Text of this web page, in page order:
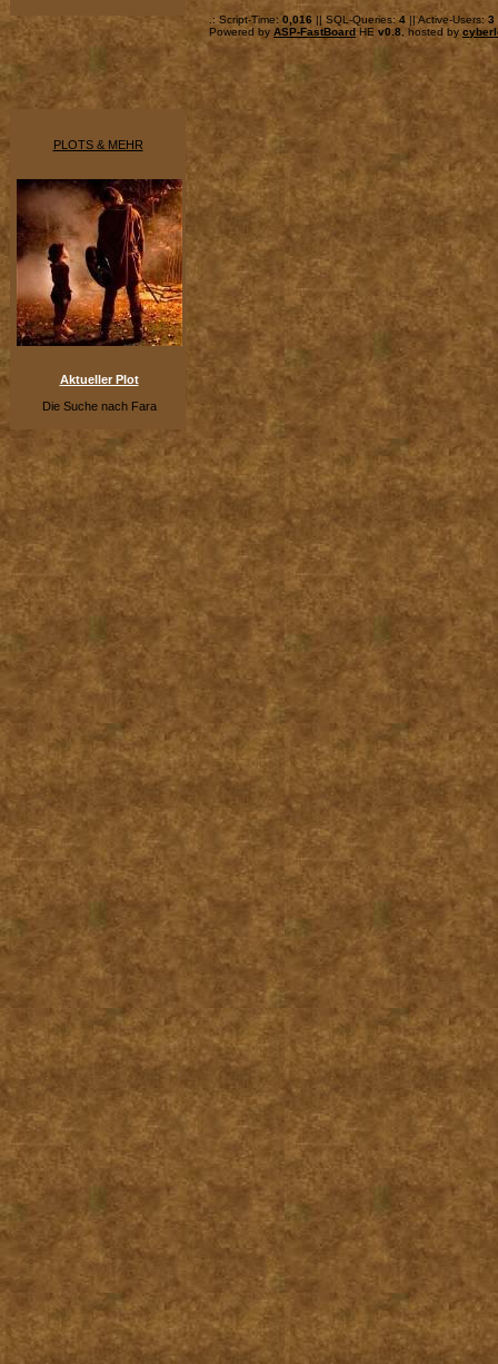
PLOTS & MEHR
Aktueller Plot
Die Suche nach Fara
.: Script-Time: 0,016 || SQL-Queries: 4|| Active-Users: 3
Powered by ASP-FastBoardHE v0.8 , hosted by